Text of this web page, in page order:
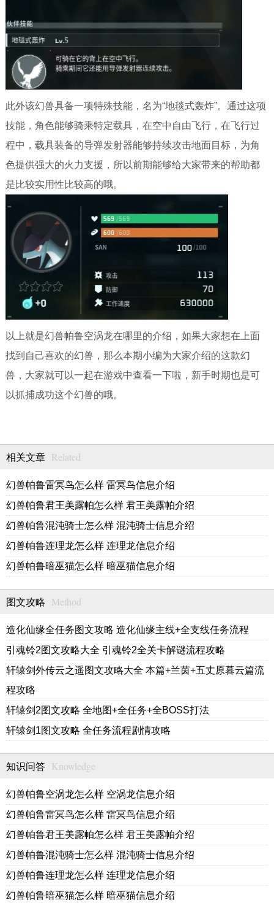
此外该幻兽具备一项特殊技能，名为“地毯式轰炸”。通过这项
技能，角色能够骑乘特定载具，在空中自由飞行，在飞行过
程中，载具装备的导弹发射器能够持续攻击地面目标，为角
色提供强大的火力支援，所以前期能够给大家带来的帮助都
是比较实用性比较高的哦。
以上就是幻兽帕鲁空涡龙在哪里的介绍，如果大家想在上面
找到自己喜欢的幻兽，那么本期小编为大家介绍的这款幻
兽，大家就可以一起在游戏中查看一下啦，新手时期也是可
以抓捕成功这个幻兽的哦。
相关文章 Related
幻兽帕鲁雷冥鸟怎么样 雷冥鸟信息介绍
幻兽帕鲁君王美露帕怎么样 君王美露帕介绍
幻兽帕鲁混沌骑士怎么样 混沌骑士信息介绍
幻兽帕鲁连理龙怎么样 连理龙信息介绍
幻兽帕鲁暗巫猫怎么样 暗巫猫信息介绍
图文攻略 Method
造化仙缘全任务图文攻略 造化仙缘主线+全支线任务流程
引魂铃2图文攻略大全 引魂铃2全关卡解谜流程攻略
轩辕剑外传云之遥图文攻略大全 本篇+兰茵+五丈原暮云篇流
程攻略
轩辕剑2图文攻略 全地图+全任务+全BOSS打法
轩辕剑1图文攻略 全任务流程剧情攻略
知识问答 Knowledge
幻兽帕鲁空涡龙怎么样 空涡龙信息介绍
幻兽帕鲁雷冥鸟怎么样 雷冥鸟信息介绍
幻兽帕鲁君王美露帕怎么样 君王美露帕介绍
幻兽帕鲁混沌骑士怎么样 混沌骑士信息介绍
幻兽帕鲁连理龙怎么样 连理龙信息介绍
幻兽帕鲁暗巫猫怎么样 暗巫猫信息介绍